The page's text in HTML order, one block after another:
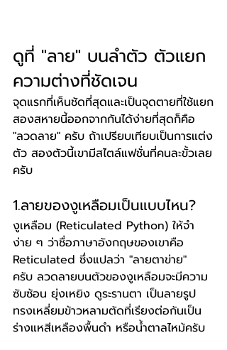
ดูที่ "ลาย" บนลำตัว ตัวแยก
ความต่างที่ชัดเจน
จุดแรกที่เห็นชัดที่สุดและเป็นจุดตายที่ใช้แยก
สองสหายนี้ออกจากกันได้ง่ายที่สุดก็คือ
"ลวดลาย" ครับ ถ้าเปรียบเทียบเป็นการแต่ง
ตัว สองตัวนี้เขามีสไตล์แฟชั่นที่คนละขั้วเลย
ครับ
1.ลายของงูเหลือมเป็นแบบไหน?
งูเหลือม (Reticulated Python) ให้จำ
ง่าย ๆ ว่าชื่อภาษาอังกฤษของเขาคือ
Reticulated ซึ่งแปลว่า "ลายตาข่าย"
ครับ ลวดลายบนตัวของงูเหลือมจะมีความ
ซับซ้อน ยุ่งเหยิง ดูระรานตา เป็นลายรูป
ทรงเหลี่ยมข้าวหลามตัดที่เรียงต่อกันเป็น
ร่างแหสีเหลืองพื้นดำ หรือน้ำตาลไหม้ครับ